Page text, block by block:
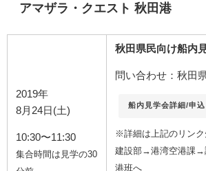
アマザラ・クエスト 秋田港
2019年
8月24日(土)
10:30〜11:30
集合時間は見学の30
秋田県民向け船内
問い合わせ：秋田
船内見学会詳細/申込
※詳細は上記のリン
建設部→港湾空港課→
港班へ